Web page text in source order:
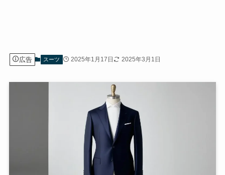
広告 スーツ 2025年1月17日 2025年3月1日